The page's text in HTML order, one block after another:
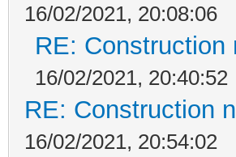
16/02/2021, 20:08:06
RE:
16/02/2021, 20:40:52
RE: Construction
16/02/2021, 20:54:02